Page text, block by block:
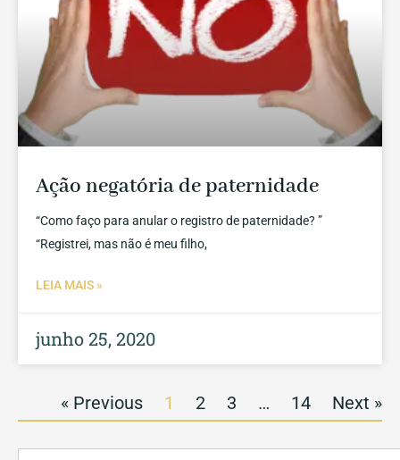
Ação negatória de paternidade
“Como faço para anular o registro de paternidade? ”
“Registrei, mas não é meu filho,
LEIA MAIS »
junho 25, 2020
« Previous 1 2 3 … 14 Next »